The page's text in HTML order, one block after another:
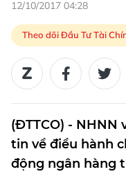
12/10/2017 04:28
Theo dõi Đầu Tư Tài
(ĐTTCO) -
tin về điều hành
động ngân hàng